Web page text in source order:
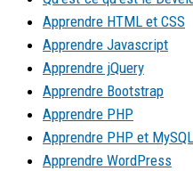
Apprendre HTML et CSS
Apprendre Javascript
Apprendre jQuery
Apprendre Bootstrap
Apprendre PHP
Apprendre PHP et MySQL
Apprendre WordPress